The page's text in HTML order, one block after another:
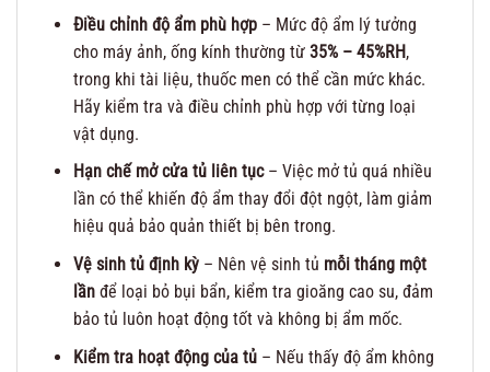
Điều chỉnh độ ẩm phù hợp– Mức độ ẩm lý tưởng
cho máy ảnh, ống kính thường từ 35% – 45%RH,
trong khi tài liệu, thuốc men có thể cần mức khác.
Hãy kiểm tra và điều chỉnh phù hợp với từng loại
vật dụng.
Hạn chế mở cửa tủ liên tục– Việc mở tủ quá nhiều
lần có thể khiến độ ẩm thay đổi đột ngột, làm giảm
hiệu quả bảo quản thiết bị bên trong.
Vệ sinh tủ định kỳ– Nên vệ sinh tủ mỗi tháng một
lầnđể loại bỏ bụi bẩn, kiểm tra gioăng cao su, đảm
bảo tủ luôn hoạt động tốt và không bị ẩm mốc.
Kiểm tra hoạt động của tủ– Nếu thấy độ ẩm không